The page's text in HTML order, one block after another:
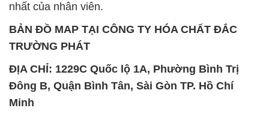
nhất của nhân viên.
BẢN ĐỒ MAP TẠI CÔNG TY HÓA CHẤT ĐẮC
TRƯỜNG PHÁT
ĐỊA CHỈ: 1229C Quốc lộ 1A, Phường Bình Trị
Đông B, Quận Bình Tân, Sài Gòn TP. Hồ Chí
Minh